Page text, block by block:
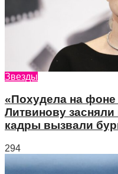
Звезды
«Похудела на
Литвинову
кадры вызвали
294